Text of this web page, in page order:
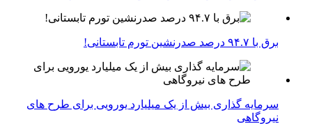
برق با ۹۴.۷ درصد صدرنشین تورم تابستانی!
سرمایه گذاری بیش از یک میلیارد یورویی برای طرح های
نیروگاهی